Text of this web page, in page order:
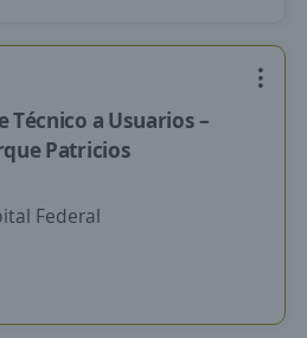
Técnico a Usuarios –
Patricios
Federal